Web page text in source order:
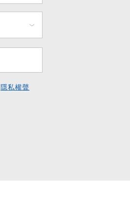
隱私權聲